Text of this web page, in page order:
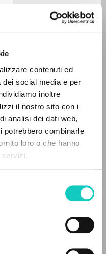
contenuti ed
dei social media e per
inoltre
il nostro sito con i
analisi dei dati web,
potrebbero combinarle
loro o che hanno
servizi.
TROVATI